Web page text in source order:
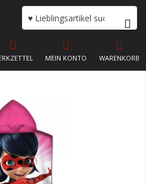
WARENKORB
MEIN KONTO